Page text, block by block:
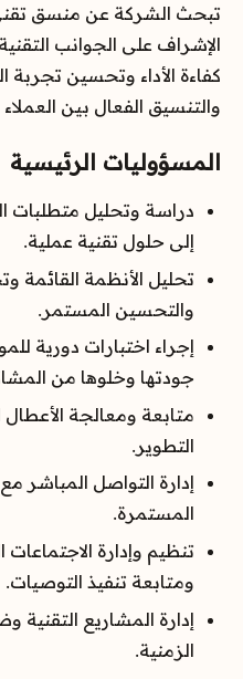
تبحث الشركة عن منسق
الإشراف على الجوانب
كفاءة الأداء وتحسين
والتنسيق الفعال بين
المسؤوليات الرئيسية
دراسة وتحليل متطلبات
إلى حلول تقنية عملية.
تحليل الأنظمة القائمة
والتحسين المستمر.
إجراء اختبارات دورية
جودتها وخلوها من
متابعة ومعالجة
التطوير.
إدارة التواصل المباشر
المستمرة.
تنظيم وإدارة
ومتابعة تنفيذ التوصيات.
إدارة المشاريع
الزمنية.